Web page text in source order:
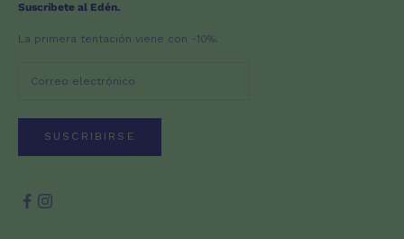
Suscríbete al Edén.
La primera tentación viene con -10%.
SUSCRIBIRSE